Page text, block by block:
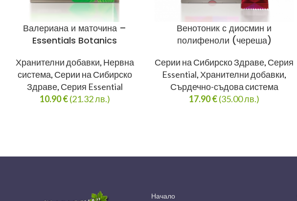
Валериана и маточина –
Essentials Botanics
Хранителни добавки, Нервна
система, Серии на Сибирско
Здраве, Серия Essential
10.90€(21.32 лв.)
Венотоник с диосмин и
полифеноли (череша)
Серии на Сибирско Здраве, Серия
Essential,Хранителни добавки,
Сърдечно-съдова система
17.90€(35.00 лв.)
Начало